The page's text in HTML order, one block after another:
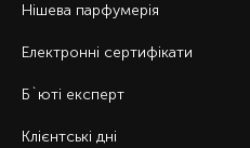
Нішева парфумерія
Електронні сертифікати
Б`юті експерт
Клієнтські дні